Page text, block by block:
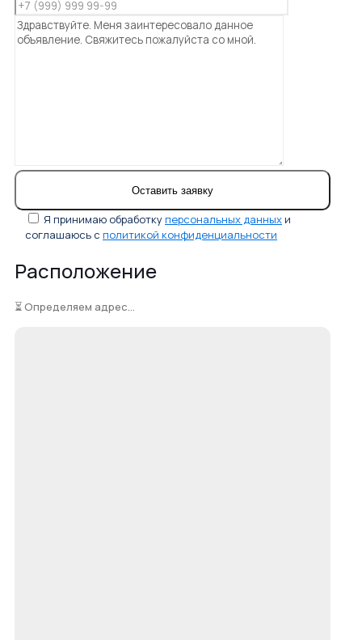
Я принимаю обработкуперсональных данных и
соглашаюсь с политикой конфиденциальности
Расположение
⏳ Определяем адрес...